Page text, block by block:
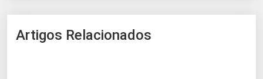
Artigos Relacionados